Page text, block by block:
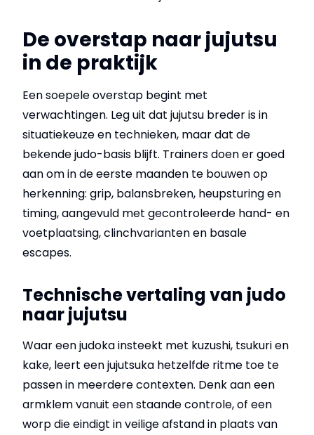
De overstap naar jujutsu
in de praktijk
Een soepele overstap begint met
verwachtingen. Leg uit dat jujutsu breder is in
situatiekeuze en technieken, maar dat de
bekende judo-basis blijft. Trainers doen er goed
aan om in de eerste maanden te bouwen op
herkenning: grip, balansbreken, heupsturing en
timing, aangevuld met gecontroleerde hand- en
voetplaatsing, clinchvarianten en basale
escapes.
Technische vertaling van judo
naar jujutsu
Waar een judoka insteekt met kuzushi, tsukuri en
kake, leert een jujutsuka hetzelfde ritme toe te
passen in meerdere contexten. Denk aan een
armklem vanuit een staande controle, of een
worp die eindigt in veilige afstand in plaats van